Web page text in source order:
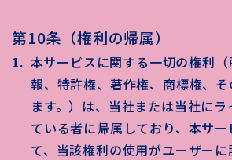
第10条（権利の帰属）
本サービスに関する一切の権利
報、特許権、著作権、商標権、
ます。）は、当社または当社に
ている者に帰属しており、本サ
て、当該権利の使用がユーザー